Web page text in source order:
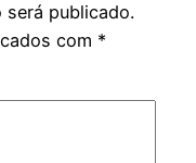
será publicado.
com *